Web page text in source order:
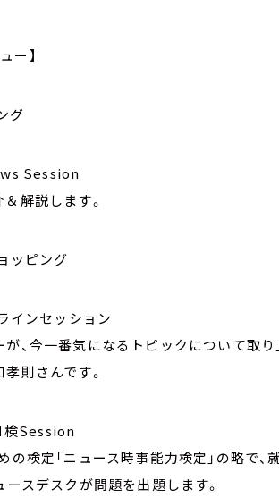
ー】
グ
Session
解説します。
ッピング
ンセッション
、今一番気になるトピックについて取
則さんです。
Session
の検定「ニュース時事能力検定」の略で
スデスクが問題を出題します。